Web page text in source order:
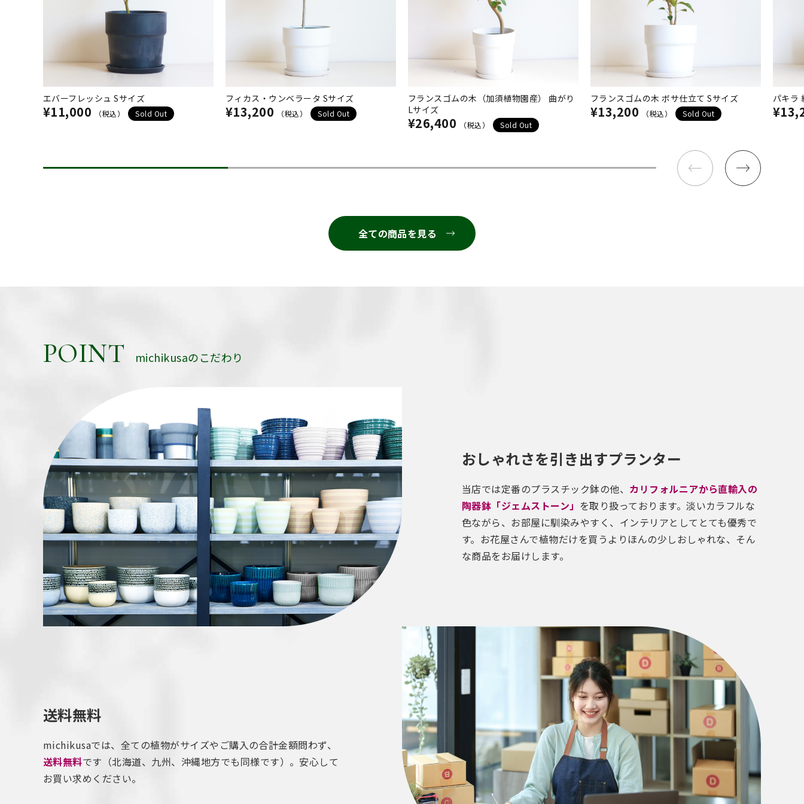
エバーフレッシュ Sサイズ
¥11,000 （税込） Sold Out
フィカス・ウンベラータ Sサイズ
¥13,200 （税込） Sold Out
フランスゴムの木（加須植物園産） 曲がり
Lサイズ
¥26,400 （税込） Sold Out
フランスゴムの木 ボサ仕立て Sサイズ
¥13,200 （税込） Sold Out
パキラ
全ての商品を見る
POINT michikusaのこだわり
おしゃれさを引き出すプランター
当店では定番のプラスチック鉢の他、 カリフォルニアから直輸入の
陶器鉢「ジェムストーン」 を取り扱っております。淡いカラフルな
色ながら、お部屋に馴染みやすく、インテリアとしてとても優秀で
す。お花屋さんで植物だけを買うよりほんの少しおしゃれな、そん
な商品をお届けします。
送料無料
michikusaでは、全ての植物がサイズやご購入の合計金額問わず、
送料無料です（北海道、九州、沖縄地方でも同様です）。安心して
お買い求めください。